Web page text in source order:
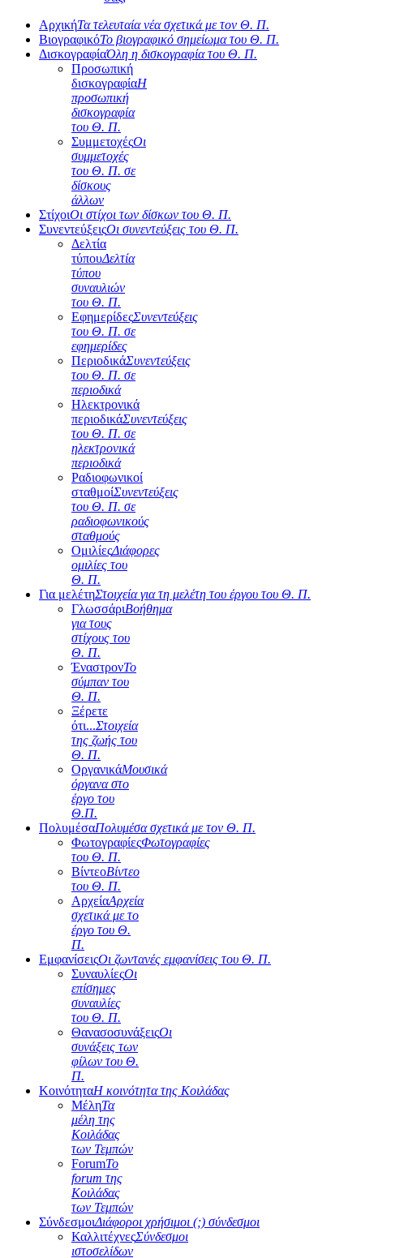
ΑρχικήΤα τελευταία νέα σχετικά με τον Θ. Π.
ΒιογραφικόΤο βιογραφικό σημείωμα του Θ. Π.
ΔισκογραφίαΌλη η δισκογραφία του Θ. Π.
Προσωπική
δισκογραφίαΗ
προσωπική
δισκογραφία
του Θ. Π.
ΣυμμετοχέςΟι
συμμετοχές
του Θ. Π. σε
δίσκους
άλλων
ΣτίχοιΟι στίχοι των δίσκων του Θ. Π.
ΣυνεντεύξειςΟι συνεντεύξεις του Θ. Π.
Δελτία
τύπουΔελτία
τύπου
συναυλιών
του Θ. Π.
ΕφημερίδεςΣυνεντεύξεις
του Θ. Π. σε
εφημερίδες
ΠεριοδικάΣυνεντεύξεις
του Θ. Π. σε
περιοδικά
Ηλεκτρονικά
περιοδικάΣυνεντεύξεις
του Θ. Π. σε
ηλεκτρονικά
περιοδικά
Ραδιοφωνικοί
σταθμοίΣυνεντεύξεις
του Θ. Π. σε
ραδιοφωνικούς
σταθμούς
ΟμιλίεςΔιάφορες
ομιλίες του
Θ. Π.
Για μελέτηΣτοιχεία για τη μελέτη του έργου του Θ. Π.
ΓλωσσάριΒοήθημα
για τους
στίχους του
Θ. Π.
ΈναστρονΤο
σύμπαν του
Θ. Π.
Ξέρετε
ότι...Στοιχεία
της ζωής του
Θ. Π.
ΟργανικάΜουσικά
όργανα στο
έργο του
Θ.Π.
ΠολυμέσαΠολυμέσα σχετικά με τον Θ. Π.
ΦωτογραφίεςΦωτογραφίες
του Θ. Π.
ΒίντεοΒίντεο
του Θ. Π.
ΑρχείαΑρχεία
σχετικά με το
έργο του Θ.
Π.
ΕμφανίσειςΟι ζωντανές εμφανίσεις του Θ. Π.
ΣυναυλίεςΟι
επίσημες
συναυλίες
του Θ. Π.
ΘανασοσυνάξειςΟι
συνάξεις των
φίλων του Θ.
Π.
ΚοινότηταΗ κοινότητα της Κοιλάδας
ΜέληΤα
μέλη της
Κοιλάδας
των Τεμπών
ForumΤο
forum της
Κοιλάδας
των Τεμπών
ΣύνδεσμοιΔιάφοροι χρήσιμοι (;) σύνδεσμοι
ΚαλλιτέχνεςΣύνδεσμοι
ιστοσελίδων